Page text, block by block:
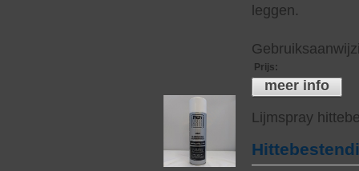
leggen.
Prijs:
meer info
Lijmspray